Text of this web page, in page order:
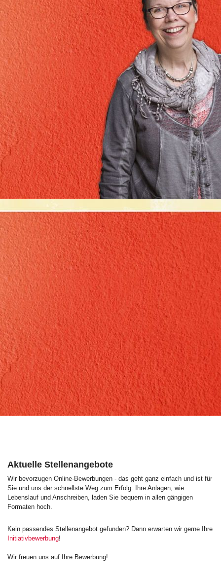
Aktuelle Stellenangebote
Wir bevorzugen Online-Bewerbungen - das geht ganz einfach und ist für
Sie und uns der schnellste Weg zum Erfolg. Ihre Anlagen, wie
Lebenslauf und Anschreiben, laden Sie bequem in allen gängigen
Formaten hoch.
Kein passendes Stellenangebot gefunden? Dann erwarten wir gerne Ihre
Initiativbewerbung!
Wir freuen uns auf Ihre Bewerbung!